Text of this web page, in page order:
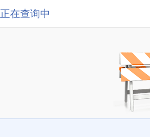
正在查询中